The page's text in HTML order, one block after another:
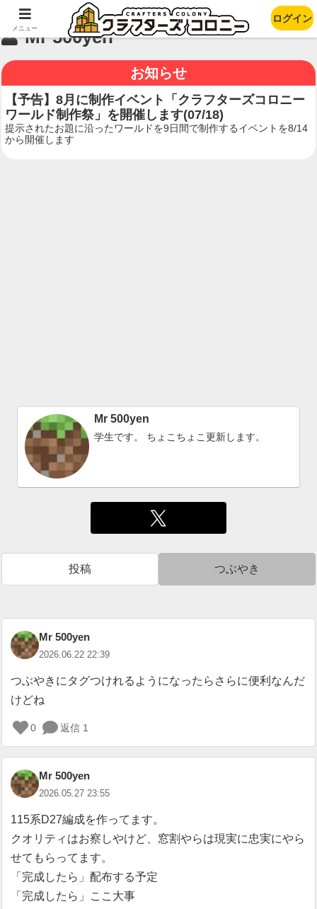
Mr 500yen
お知らせ
【予告】8月に制作イベント「クラフターズコロニー
ワールド制作祭」を開催します(07/18)
提示されたお題に沿ったワールドを9日間で制作するイベントを8/14
から開催します
Mr 500yen
学生です。 ちょこちょこ更新します。
投稿 つぶやき
Mr 500yen
2026.06.22 22:39
つぶやきにタグつけれるようになったらさらに便利なんだ
けどね
ロ
グ
イ
ン
が
必
要
0 返信 1
Mr 500yen
2026.05.27 23:55
115系D27編成を作ってます。
クオリティはお察しやけど、窓割やらは現実に忠実にやら
せてもらってます。
「完成したら」配布する予定
「完成したら」ここ大事
メニュー
ログイン